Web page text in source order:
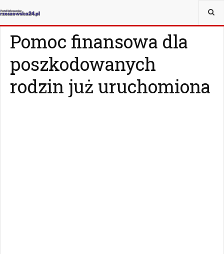
JESTEŚ TUTAJ:
Pomoc finansowa dla
poszkodowanych
rodzin już uruchomiona